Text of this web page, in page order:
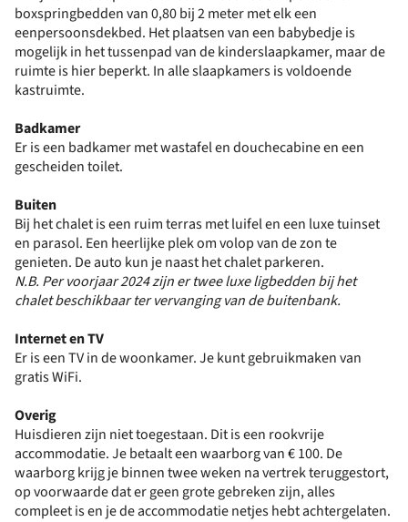
boxspringbedden van 0,80 bij 2 meter met elk een
eenpersoonsdekbed. Het plaatsen van een babybedje is
mogelijk in het tussenpad van de kinderslaapkamer, maar de
ruimte is hier beperkt. In alle slaapkamers is voldoende
kastruimte.
Badkamer
Er is een badkamer met wastafel en douchecabine en een
gescheiden toilet.
Buiten
Bij het chalet is een ruim terras met luifel en een luxe tuinset
en parasol. Een heerlijke plek om volop van de zon te
genieten. De auto kun je naast het chalet parkeren.
N.B. Per voorjaar 2024 zijn er twee luxe ligbedden bij het
chalet beschikbaar ter vervanging van de buitenbank.
Internet en TV
Er is een TV in de woonkamer. Je kunt gebruikmaken van
gratis WiFi.
Overig
Huisdieren zijn niet toegestaan. Dit is een rookvrije
accommodatie. Je betaalt een waarborg van € 100. De
waarborg krijg je binnen twee weken na vertrek teruggestort,
op voorwaarde dat er geen grote gebreken zijn, alles
compleet is en je de accommodatie netjes hebt achtergelaten.